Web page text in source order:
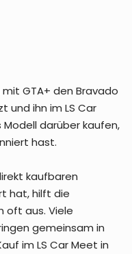
GTA+ den Bravado
und ihn im LS Car
darüber kaufen,
hast.
kaufbaren
hat, hilft die
oft aus. Viele
gemeinsam in
im LS Car Meet in